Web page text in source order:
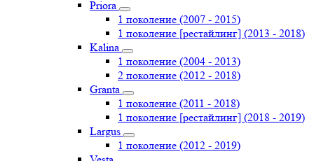
Priоra
1 поколение (2007 - 2015)
1 поколение [рестайлинг] (2013 - 2018)
Kalina
1 поколение (2004 - 2013)
2 поколение (2012 - 2018)
Granta
1 поколение (2011 - 2018)
1 поколение [рестайлинг] (2018 - 2019)
Largus
1 поколение (2012 - 2019)